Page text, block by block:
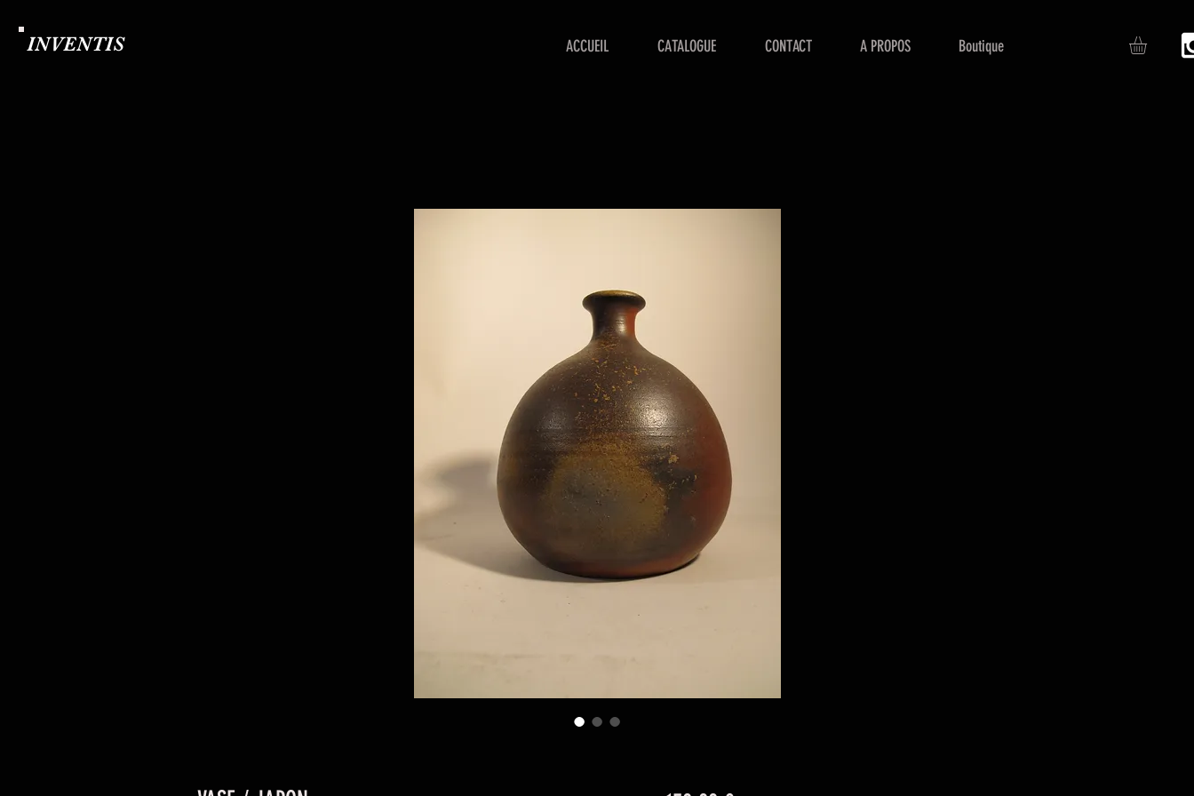
ACCUEIL CATALOGUE CONTACT A PROPOS Boutique
INVENTIS